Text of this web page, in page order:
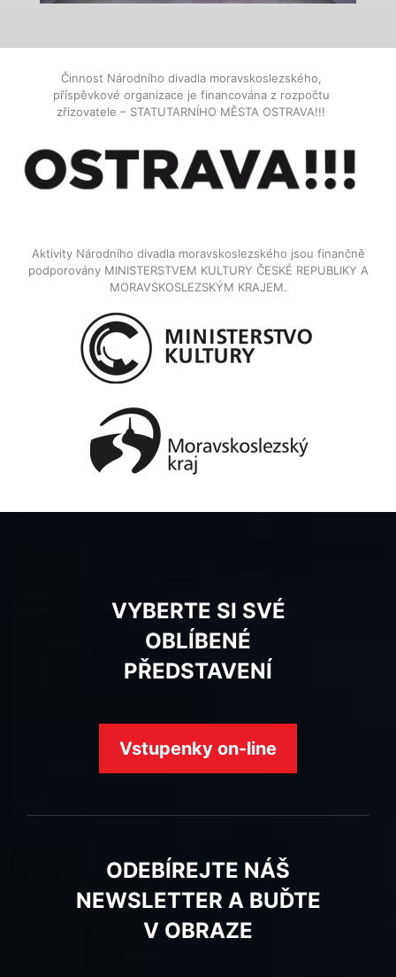
Činnost Národního divadla moravskoslezského,
příspěvkové organizace je financována z rozpočtu
zřizovatele – STATUTARNÍHO MĚSTA OSTRAVA!!!
Aktivity Národního divadla moravskoslezského jsou finančně
podporovány MINISTERSTVEM KULTURY ČESKÉ REPUBLIKY A
MORAVSKOSLEZSKÝM KRAJEM.
VYBERTE SI SVÉ
OBLÍBENÉ
PŘEDSTAVENÍ
Vstupenky on-line
ODEBÍREJTE NÁŠ
NEWSLETTER A BUĎTE
V OBRAZE